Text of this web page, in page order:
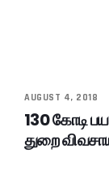
AUGUST 4, 2018
130 கோடி
துறை